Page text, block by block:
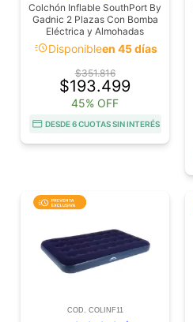
Colchón Inflable SouthPort By
Gadnic 2 Plazas Con Bomba
Eléctrica y Almohadas
Camping
acuteDisponibleen 45 días
$351.816
$193.499
45% OFF
DESDE 6 CUOTAS SIN INTERÉS
COD. COLINF11